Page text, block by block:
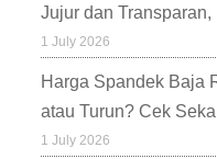
Jujur dan
1 July 2026
Harga Spandek Baja
atau Turun? Cek
1 July 2026